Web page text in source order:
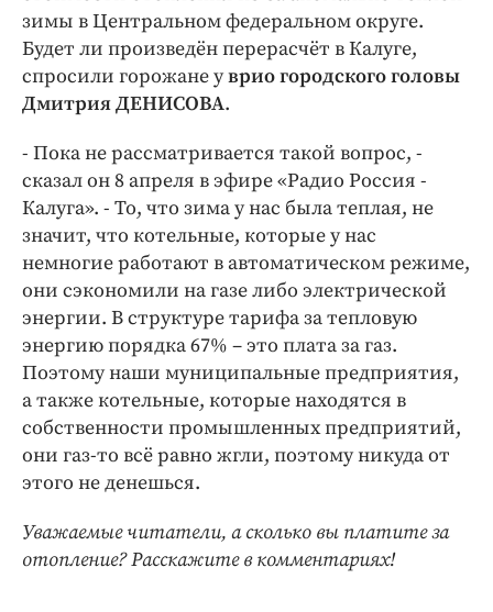
Интересное чтиво
Клиника года
Бренд года
Работодатель года
зимы в Центральном федеральном округе.
Будет ли произведён перерасчёт в Калуге,
спросили горожане уврио городского головы
Дмитрия ДЕНИСОВА.
- Пока не рассматривается такой вопрос, -
сказал он 8 апреля в эфире «Радио Россия -
Калуга». - То, что зима у нас была теплая, не
значит, что котельные, которые у нас
немногие работают в автоматическом режиме,
они сэкономили на газе либо электрической
энергии. В структуре тарифа за тепловую
энергию порядка 67% – это плата за газ.
Поэтому наши муниципальные предприятия,
а также котельные, которые находятся в
собственности промышленных предприятий,
они газ-то всё равно жгли, поэтому никуда от
этого не денешься.
Уважаемые читатели, а сколько вы платите за
отопление? Расскажите в комментариях!